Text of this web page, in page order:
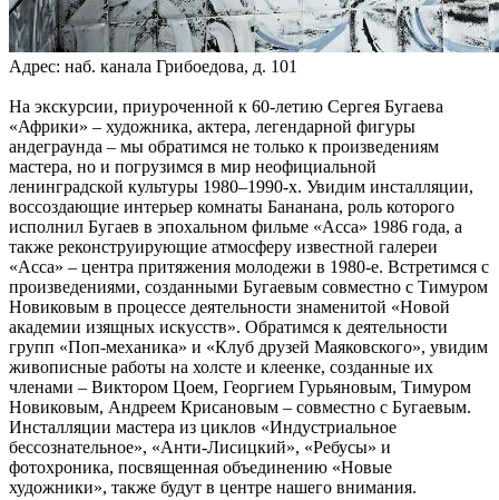
Адрес: наб. канала Грибоедова, д. 101
На экскурсии, приуроченной к 60-летию Сергея Бугаева
«Африки» – художника, актера, легендарной фигуры
андеграунда – мы обратимся не только к произведениям
мастера, но и погрузимся в мир неофициальной
ленинградской культуры 1980–1990-х. Увидим инсталляции,
воссоздающие интерьер комнаты Бананана, роль которого
исполнил Бугаев в эпохальном фильме «Асса» 1986 года, а
также реконструирующие атмосферу известной галереи
«Асса» – центра притяжения молодежи в 1980-е. Встретимся с
произведениями, созданными Бугаевым совместно с Тимуром
Новиковым в процессе деятельности знаменитой «Новой
академии изящных искусств». Обратимся к деятельности
групп «Поп-механика» и «Клуб друзей Маяковского», увидим
живописные работы на холсте и клеенке, созданные их
членами – Виктором Цоем, Георгием Гурьяновым, Тимуром
Новиковым, Андреем Крисановым – совместно с Бугаевым.
Инсталляции мастера из циклов «Индустриальное
бессознательное», «Анти-Лисицкий», «Ребусы» и
фотохроника, посвященная объединению «Новые
художники», также будут в центре нашего внимания.